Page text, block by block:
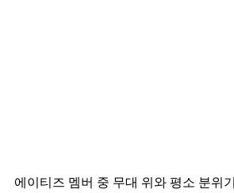
에이티즈 멤버 중 무대 위와 평소 분위기